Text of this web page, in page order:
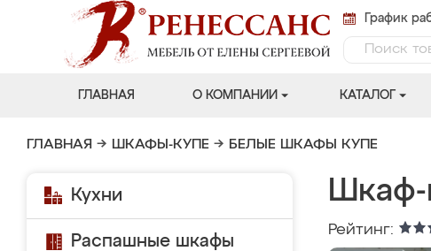
График
ГЛАВНАЯ О КОМПАНИИ КАТАЛОГ
ГЛАВНАЯ → ШКАФЫ-КУПЕ → БЕЛЫЕ ШКАФЫ КУПЕ
Кухни
Распашные шкафы
Рейтинг: